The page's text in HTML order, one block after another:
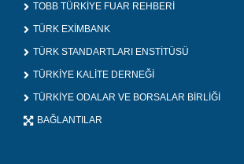
TOBB TÜRKİYE FUAR REHBERİ
TÜRK EXİMBANK
TÜRK STANDARTLARI ENSTİTÜSÜ
TÜRKİYE KALİTE DERNEĞİ
TÜRKİYE ODALAR VE BORSALAR BİRLİĞİ
BAĞLANTILAR